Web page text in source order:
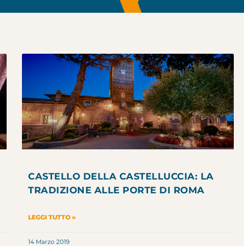
CASTELLO DELLA CASTELLUCCIA: LA
TRADIZIONE ALLE PORTE DI ROMA
LEGGI TUTTO »
14 Marzo 2019